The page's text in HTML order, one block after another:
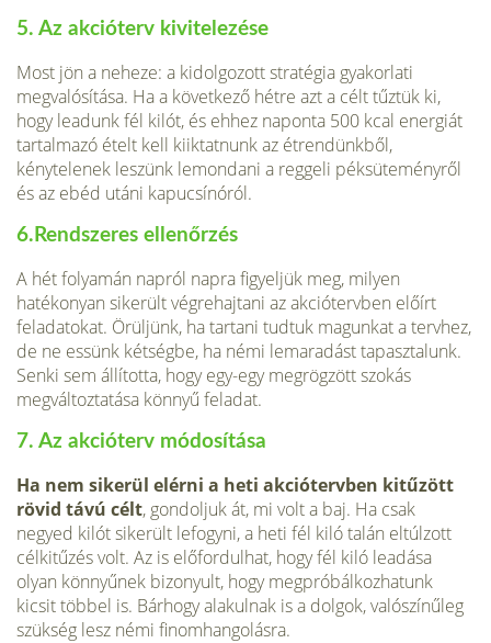
5. Az akcióterv kivitelezése
Most jön a neheze: a kidolgozott stratégia gyakorlati
megvalósítása. Ha a következő hétre azt a célt tűztük ki,
hogy leadunk fél kilót, és ehhez naponta 500 kcal energiát
tartalmazó ételt kell kiiktatnunk az étrendünkből,
kénytelenek leszünk lemondani a reggeli péksüteményről
és az ebéd utáni kapucsínóról.
6.Rendszeres ellenőrzés
A hét folyamán napról napra figyeljük meg, milyen
hatékonyan sikerült végrehajtani az akciótervben előírt
feladatokat. Örüljünk, ha tartani tudtuk magunkat a tervhez,
de ne essünk kétségbe, ha némi lemaradást tapasztalunk.
Senki sem állította, hogy egy-egy megrögzött szokás
megváltoztatása könnyű feladat.
7. Az akcióterv módosítása
Ha nem sikerül elérni a heti akciótervben kitűzött
rövid távú célt, gondoljuk át, mi volt a baj. Ha csak
negyed kilót sikerült lefogyni, a heti fél kiló talán eltúlzott
célkitűzés volt. Az is előfordulhat, hogy fél kiló leadása
olyan könnyűnek bizonyult, hogy megpróbálkozhatunk
kicsit többel is. Bárhogy alakulnak is a dolgok, valószínűleg
szükség lesz némi finomhangolásra.